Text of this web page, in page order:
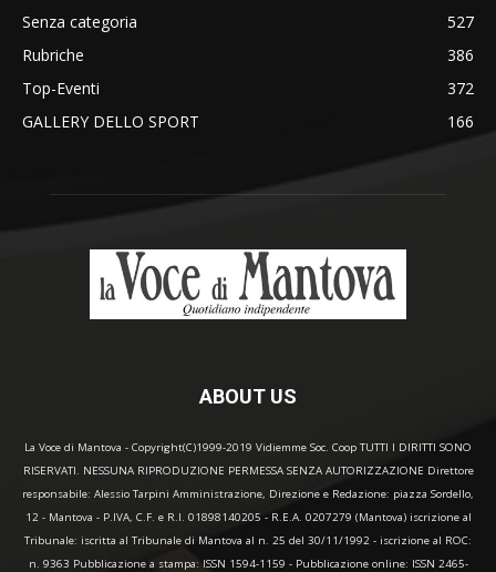
Senza categoria
527
Rubriche
386
Top-Eventi
372
GALLERY DELLO SPORT
166
ABOUT US
La Voce di Mantova - Copyright(C)1999-2019 Vidiemme Soc. Coop TUTTI I DIRITTI SONO
RISERVATI. NESSUNA RIPRODUZIONE PERMESSA SENZA AUTORIZZAZIONE Direttore
responsabile: Alessio Tarpini Amministrazione, Direzione e Redazione: piazza Sordello,
12 - Mantova - P.IVA, C.F. e R.I. 01898140205 - R.E.A. 0207279 (Mantova) iscrizione al
Tribunale: iscritta al Tribunale di Mantova al n. 25 del 30/11/1992 - iscrizione al ROC:
n. 9363 Pubblicazione a stampa: ISSN 1594-1159 - Pubblicazione online: ISSN 2465-